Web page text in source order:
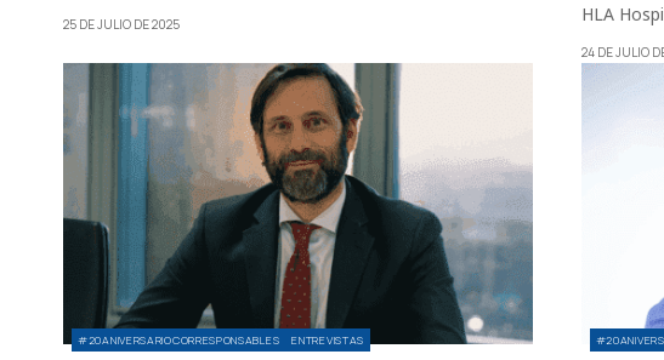
25 DE JULIO DE 2025
HLA
24 DE JULIO
#20ANIVERSARIOCORRESPONSABLES ENTREVISTAS